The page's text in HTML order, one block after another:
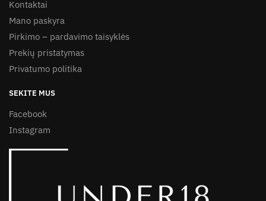
Kontaktai
Mano paskyra
Pirkimo – pardavimo taisyklės
Prekių pristatymas
Privatumo politika
SEKITE MUS
Facebook
Instagram